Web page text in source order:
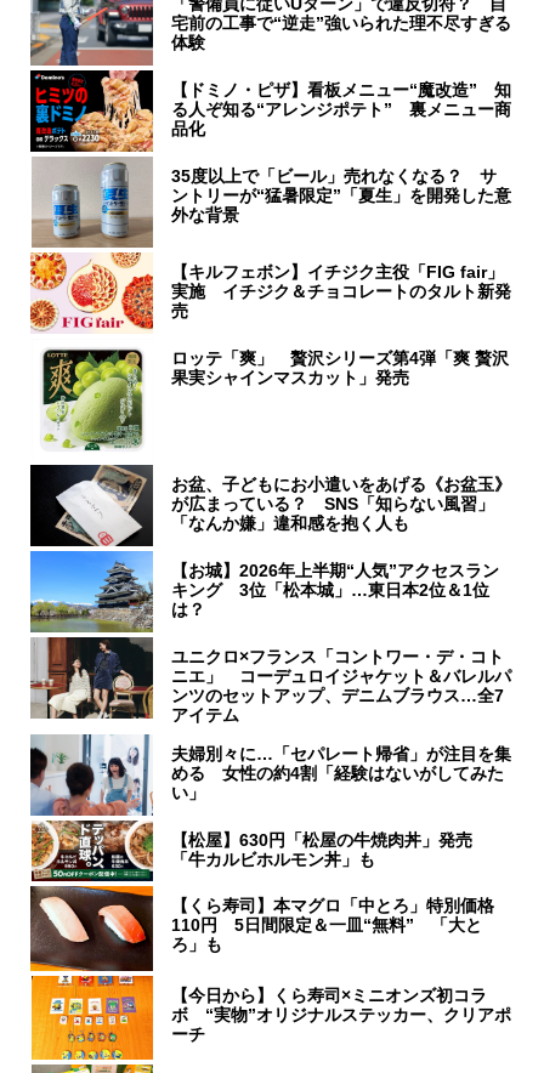
宅前の工事で“逆走”強いられた理不尽すぎる
体験
【ドミノ・ピザ】看板メニュー“魔改造” 知
る人ぞ知る“アレンジポテト” 裏メニュー商
品化
35度以上で「ビール」売れなくなる？ サ
ントリーが“猛暑限定”「夏生」を開発した意
外な背景
【キルフェボン】イチジク主役「FIG fair」
実施 イチジク＆チョコレートのタルト新発
売
ロッテ「爽」 贅沢シリーズ第4弾「爽 贅沢
果実シャインマスカット」発売
お盆、子どもにお小遣いをあげる《お盆玉》
が広まっている？ SNS「知らない風習」
「なんか嫌」違和感を抱く人も
【お城】2026年上半期“人気”アクセスラン
キング 3位「松本城」…東日本2位＆1位
は？
ユニクロ×フランス「コントワー・デ・コト
ニエ」 コーデュロイジャケット＆バレルパ
ンツのセットアップ、デニムブラウス…全7
アイテム
夫婦別々に…「セパレート帰省」が注目を集
める 女性の約4割「経験はないがしてみた
い」
【松屋】630円「松屋の牛焼肉丼」発売
「牛カルビホルモン丼」も
【くら寿司】本マグロ「中とろ」特別価格
110円 5日間限定＆一皿“無料” 「大と
ろ」も
【今日から】くら寿司×ミニオンズ初コラ
ボ “実物”オリジナルステッカー、クリアポ
ーチ